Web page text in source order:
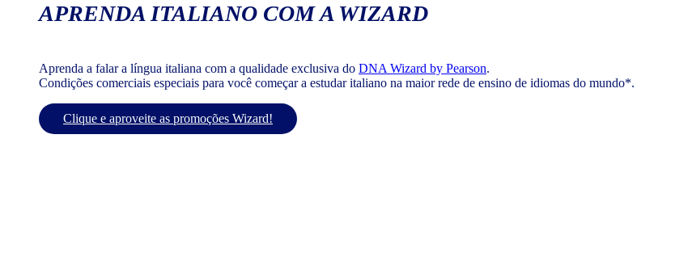
APRENDA ITALIANO COM A WIZARD
Aprenda a falar a língua italiana com a qualidade exclusiva do DNA Wizard by Pearson.
Condições comerciais especiais para você começar a estudar italiano na maior rede de ensino de idiomas do mundo*.
Clique e aproveite as promoções Wizard!